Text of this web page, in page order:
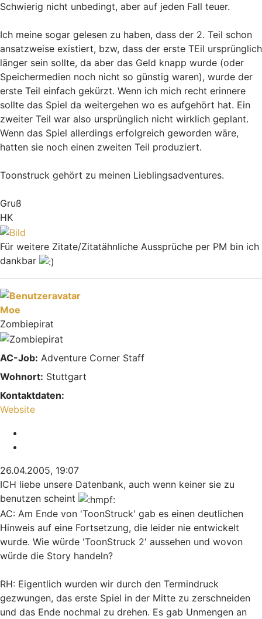
Schwierig nicht unbedingt, aber auf jeden Fall teuer.
Ich meine sogar gelesen zu haben, dass der 2. Teil schon
ansatzweise existiert, bzw, dass der erste TEil ursprünglich
länger sein sollte, da aber das Geld knapp wurde (oder
Speichermedien noch nicht so günstig waren), wurde der
erste Teil einfach gekürzt. Wenn ich mich recht erinnere
sollte das Spiel da weitergehen wo es aufgehört hat. Ein
zweiter Teil war also ursprünglich nicht wirklich geplant.
Wenn das Spiel allerdings erfolgreich geworden wäre,
hatten sie noch einen zweiten Teil produziert.
Toonstruck gehört zu meinen Lieblingsadventures.
Gruß
HK
Für weitere Zitate/Zitatähnliche Aussprüche per PM bin ich
dankbar
Moe
Zombiepirat
AC-Job: Adventure Corner Staff
Wohnort: Stuttgart
Kontaktdaten:
Kontaktdaten von Moe
Website
26.04.2005, 19:07
ICH liebe unsere Datenbank, auch wenn keiner sie zu
benutzen scheint
AC: Am Ende von 'ToonStruck' gab es einen deutlichen
Hinweis auf eine Fortsetzung, die leider nie entwickelt
wurde. Wie würde 'ToonStruck 2' aussehen und wovon
würde die Story handeln?
RH: Eigentlich wurden wir durch den Termindruck
gezwungen, das erste Spiel in der Mitte zu zerschneiden
und das Ende nochmal zu drehen. Es gab Unmengen an